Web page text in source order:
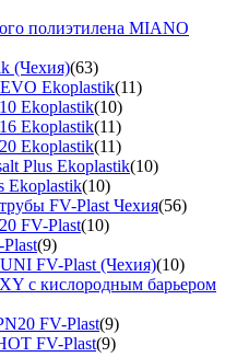
полиэтилена MIANO
(Чехия)(63)
Ekoplastik(11)
Ekoplastik(10)
Ekoplastik(11)
Ekoplastik(11)
Plus Ekoplastik(10)
Ekoplastik(10)
FV-Plast Чехия(56)
FV-Plast(10)
(9)
FV-Plast (Чехия)(10)
с кислородным барьером
FV-Plast(9)
FV-Plast(9)